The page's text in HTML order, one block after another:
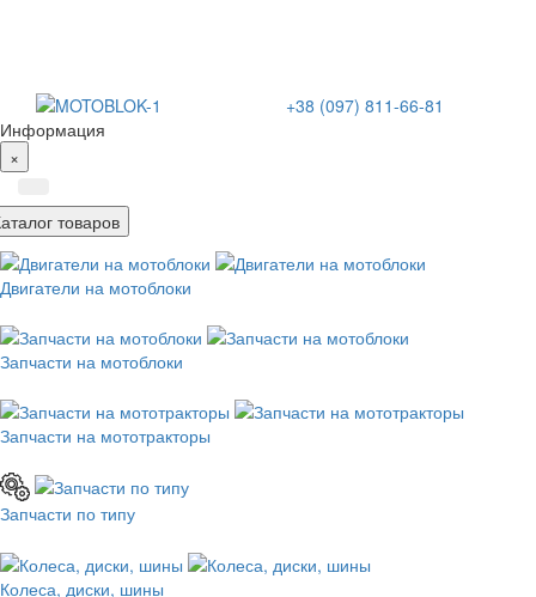
+38 (097) 811-66-81
Информация
×
товаров
Двигатели на мотоблоки
Запчасти на мотоблоки
Запчасти на мототракторы
Запчасти по типу
Колеса, диски, шины